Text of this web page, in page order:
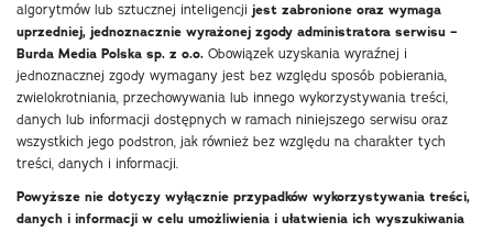
algorytmów lub sztucznej inteligencji jest zabronione oraz wymaga
uprzedniej, jednoznacznie wyrażonej zgody administratora serwisu –
Burda Media Polska sp. z o.o. Obowiązek uzyskania wyraźnej i
jednoznacznej zgody wymagany jest bez względu sposób pobierania,
zwielokrotniania, przechowywania lub innego wykorzystywania treści,
danych lub informacji dostępnych w ramach niniejszego serwisu oraz
wszystkich jego podstron, jak również bez względu na charakter tych
treści, danych i informacji.
Powyższe nie dotyczy wyłącznie przypadków wykorzystywania treści,
danych i informacji w celu umożliwienia i ułatwienia ich wyszukiwania